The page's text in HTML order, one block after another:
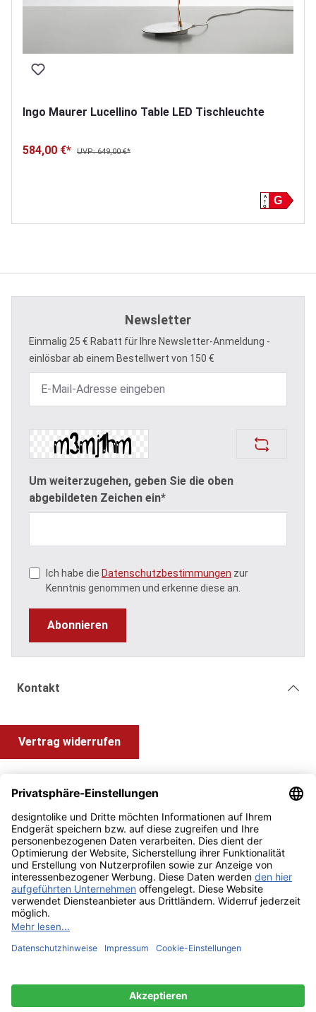
Ingo Maurer Lucellino Table LED Tischleuchte
584,00 €* UVP: 649,00 €*
G
A
G
Newsletter
Einmalig 25 € Rabatt für Ihre Newsletter-Anmeldung -
einlösbar ab einem Bestellwert von 150 €
Um weiterzugehen, geben Sie die oben
abgebildeten Zeichen ein*
Ich habe die Datenschutzbestimmungen zur
Kenntnis genommen und erkenne diese an.
Abonnieren
Kontakt
Vertrag widerrufen
Information und Impressum
Zahlung & Versand
Impressum AGB
Alle Preise inkl. gesetzl. Mehrwertsteuer zzgl.Versandkosten
und ggf. Nachnahmegebühren, wenn nicht anders angegeben.